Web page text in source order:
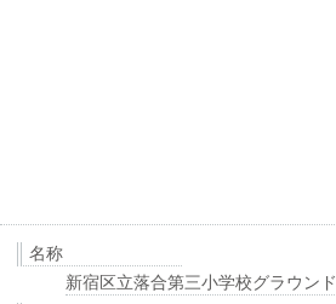
名称
新宿区立落合第三小学校グラウンド